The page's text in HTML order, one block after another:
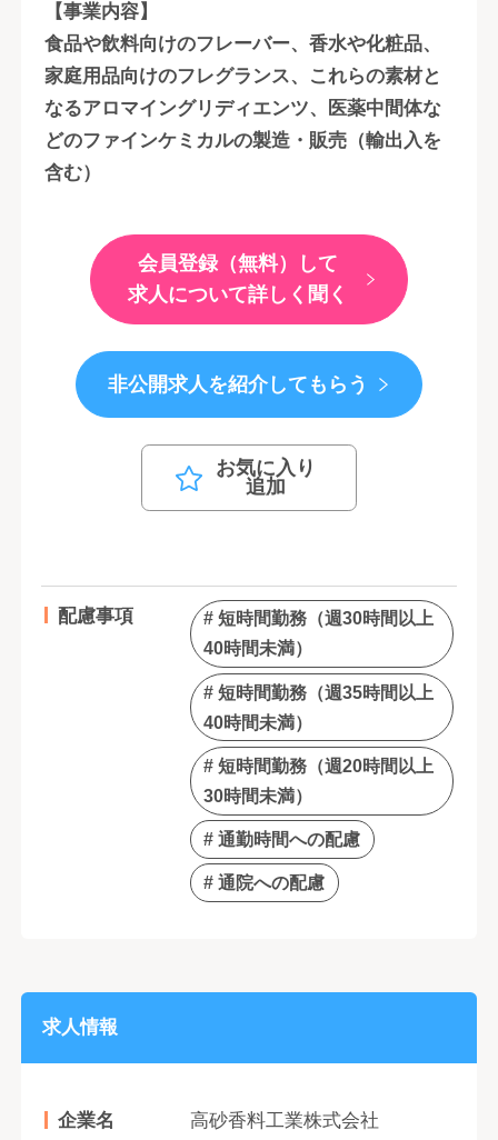
【事業内容】
食品や飲料向けのフレーバー、香水や化粧品、
家庭用品向けのフレグランス、これらの素材と
なるアロマイングリディエンツ、医薬中間体な
どのファインケミカルの製造・販売（輸出入を
含む）
会員登録（無料）して
求人について詳しく聞く
非公開求人を紹介してもらう
お気に入り
追加
配慮事項
# 短時間勤務（週30時間以上
40時間未満）
# 短時間勤務（週35時間以上
40時間未満）
# 短時間勤務（週20時間以上
30時間未満）
# 通勤時間への配慮
# 通院への配慮
求人情報
企業名 高砂香料工業株式会社